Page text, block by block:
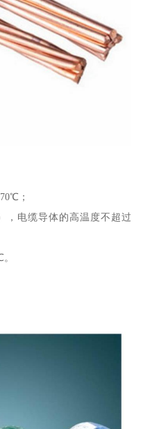
；
，电缆导体的高温度不超过